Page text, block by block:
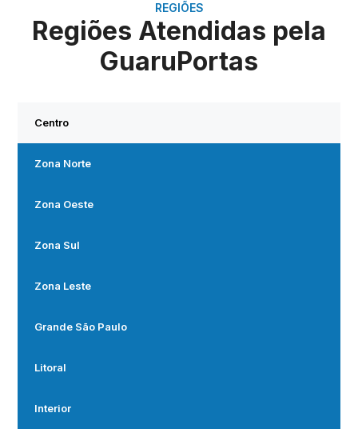
REGIÕES
Regiões Atendidas pela
GuaruPortas
Centro
Zona Norte
Zona Oeste
Zona Sul
Zona Leste
Grande São Paulo
Litoral
Interior